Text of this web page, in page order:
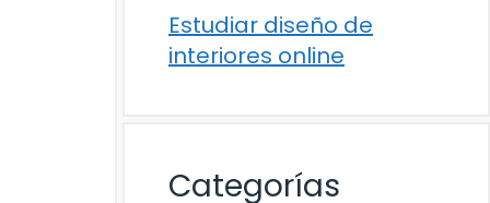
Estudiar diseño de
interiores online
Categorías